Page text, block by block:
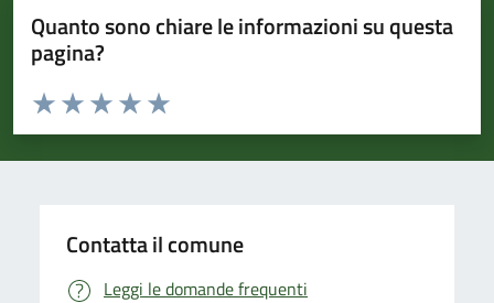
Quanto sono chiare le informazioni su questa
pagina?
Valuta da 1 a 5 stelle la pagina
Valuta 5 stelle su 5
Valuta 4 stelle su 5
Valuta 3 stelle su 5
Valuta 2 stelle su 5
Valuta 1 stelle su 5
Contatta il comune
Leggi le domande frequenti